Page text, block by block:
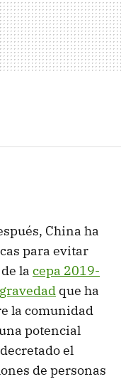
China ha
para evitar
la cepa 2019-
gravedad que ha
la comunidad
potencial
el
de personas